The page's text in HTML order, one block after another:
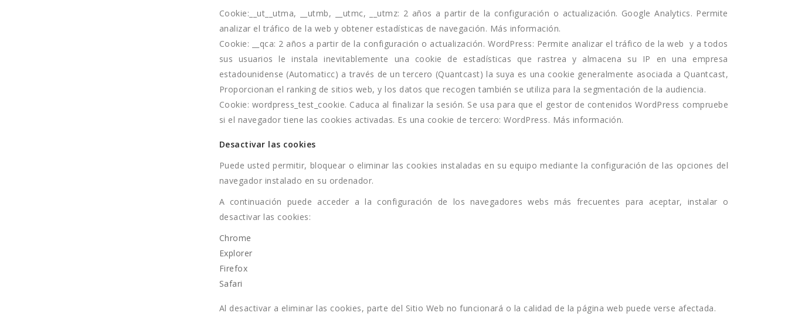
Cookie:__ut__utma, __utmb, __utmc, __utmz: 2 años a partir de la configuración o actualización. Google Analytics. Permite
analizar el tráfico de la web y obtener estadísticas de navegación. Más información.
Cookie: __qca: 2 años a partir de la configuración o actualización. WordPress: Permite analizar el tráfico de la web y a todos
sus usuarios le instala inevitablemente una cookie de estadísticas que rastrea y almacena su IP en una empresa
estadounidense (Automaticc) a través de un tercero (Quantcast) la suya es una cookie generalmente asociada a Quantcast,
Proporcionan el ranking de sitios web, y los datos que recogen también se utiliza para la segmentación de la audiencia.
Cookie: wordpress_test_cookie. Caduca al finalizar la sesión. Se usa para que el gestor de contenidos WordPress compruebe
si el navegador tiene las cookies activadas. Es una cookie de tercero: WordPress. Más información.
Desactivar las cookies
Puede usted permitir, bloquear o eliminar las cookies instaladas en su equipo mediante la configuración de las opciones del
navegador instalado en su ordenador.
A continuación puede acceder a la configuración de los navegadores webs más frecuentes para aceptar, instalar o
desactivar las cookies:
Chrome
Explorer
Firefox
Safari
Al desactivar a eliminar las cookies, parte del Sitio Web no funcionará o la calidad de la página web puede verse afectada.